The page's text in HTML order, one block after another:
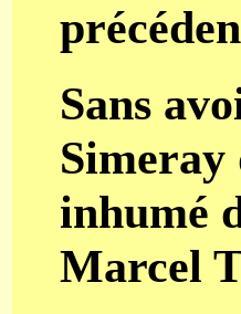
Sans
Simeray
inhumé
Marcel